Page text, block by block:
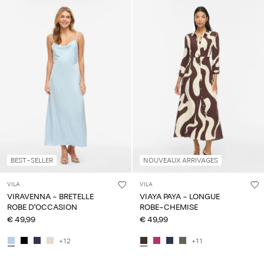
BEST-SELLER
VILA
VIRAVENNA - BRETELLE
ROBE D’OCCASION
€ 49,99
+12
NOUVEAUX ARRIVAGES
VILA
VIAYA PAYA - LONGUE
ROBE-CHEMISE
€ 49,99
+11